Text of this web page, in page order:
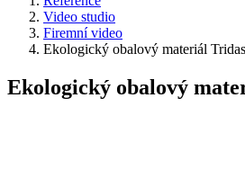
Video studio
Firemní video
Ekologický obalový materiál Tridas
Ekologický obalový